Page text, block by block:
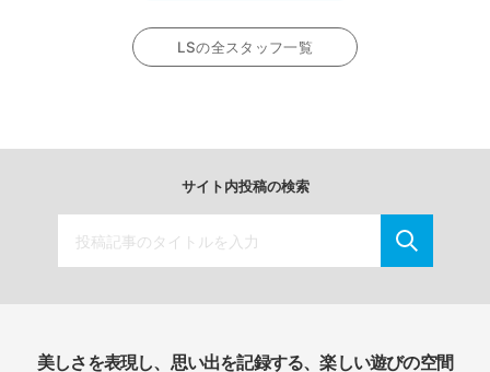
LSの全スタッフ一覧
サイト内投稿の検索
美しさを表現し、思い出を記録する、楽しい遊びの空間